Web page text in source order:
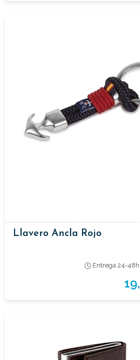
Llavero Ancla Rojo
Entrega 24-48h
19,